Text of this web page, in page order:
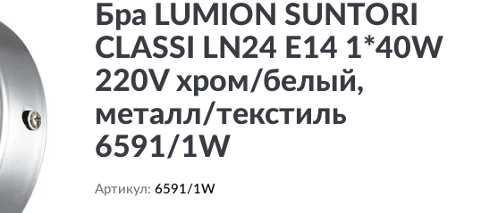
Бра LUMION SUNTORI
CLASSI LN24 E14 1*40W
220V хром/белый,
металл/текстиль
6591/1W
Артикул: 6591/1W